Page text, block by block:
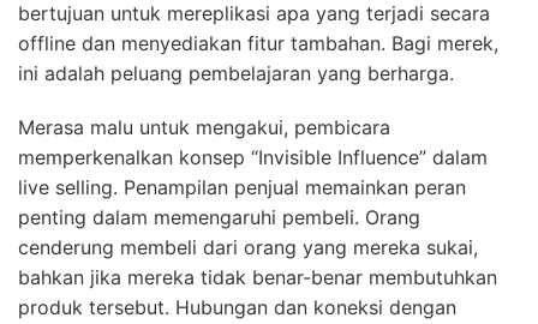
bertujuan untuk mereplikasi apa yang terjadi secara
offline dan menyediakan fitur tambahan. Bagi merek,
ini adalah peluang pembelajaran yang berharga.
Merasa malu untuk mengakui, pembicara
memperkenalkan konsep “Invisible Influence” dalam
live selling. Penampilan penjual memainkan peran
penting dalam memengaruhi pembeli. Orang
cenderung membeli dari orang yang mereka sukai,
bahkan jika mereka tidak benar-benar membutuhkan
produk tersebut. Hubungan dan koneksi dengan